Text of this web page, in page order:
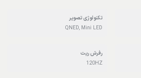
تکنولوژی تصویر
QNED, Mini LED
رفرش ریت
120HZ